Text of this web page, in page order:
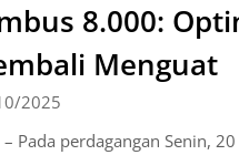
8.000:
Menguat
2025
Pada perdagangan Senin,